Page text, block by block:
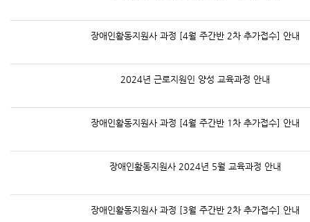
장애인활동지원사 과정 [4월 주간반 2차 추가접수] 안내
2024년 근로지원인 양성 교육과정 안내
장애인활동지원사 과정 [4월 주간반 1차 추가접수] 안내
장애인활동지원사 2024년 5월 교육과정 안내
장애인활동지원사 과정 [3월 주간반 2차 추가접수] 안내